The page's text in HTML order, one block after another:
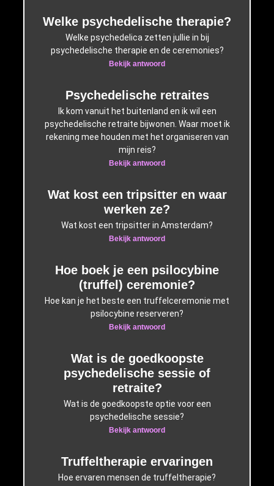
Welke psychedelische therapie?
Welke psychedelica zetten jullie in bij
psychedelische therapie en de ceremonies?
Bekijk antwoord
Psychedelische retraites
Ik kom vanuit het buitenland en ik wil een
psychedelische retraite bijwonen. Waar moet ik
rekening mee houden met het organiseren van
mijn reis?
Bekijk antwoord
Wat kost een tripsitter en waar
werken ze?
Wat kost een tripsitter in Amsterdam?
Bekijk antwoord
Hoe boek je een psilocybine
(truffel) ceremonie?
Hoe kan je het beste een truffelceremonie met
psilocybine reserveren?
Bekijk antwoord
Wat is de goedkoopste
psychedelische sessie of
retraite?
Wat is de goedkoopste optie voor een
psychedelische sessie?
Bekijk antwoord
Truffeltherapie ervaringen
Hoe ervaren mensen de truffeltherapie?